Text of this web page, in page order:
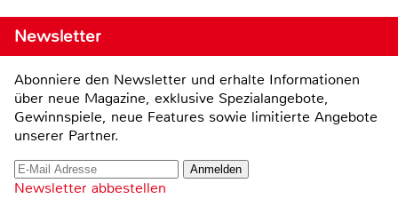
Newsletter
Abonniere den Newsletter und erhalte Informationen
über neue Magazine, exklusive Spezialangebote,
Gewinnspiele, neue Features sowie limitierte Angebote
unserer Partner.
Newsletter abbestellen